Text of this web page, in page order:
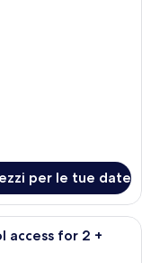
per le tue date
camera d'albergo
access for 2 +